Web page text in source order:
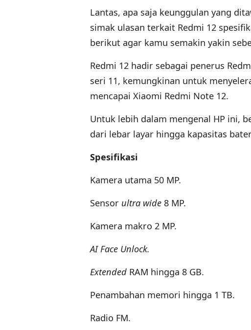
Lantas, apa saja keunggulan yang
simak ulasan terkait Redmi 12
berikut agar kamu semakin yakin
Redmi 12 hadir sebagai penerus
seri 11, kemungkinan untuk
mencapai Xiaomi Redmi Note 12.
Untuk lebih dalam mengenal HP ini,
dari lebar layar hingga kapasitas
Spesifikasi
Kamera utama 50 MP.
Sensor ultra wide 8 MP.
Kamera makro 2 MP.
AI Face Unlock.
Extended RAM hingga 8 GB.
Penambahan memori hingga 1 TB.
Radio FM.